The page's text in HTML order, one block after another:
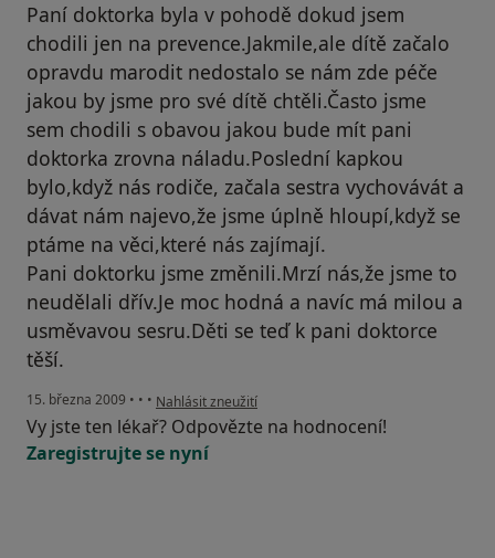
Paní doktorka byla v pohodě dokud jsem
chodili jen na prevence.Jakmile,ale dítě začalo
opravdu marodit nedostalo se nám zde péče
jakou by jsme pro své dítě chtěli.Často jsme
sem chodili s obavou jakou bude mít pani
doktorka zrovna náladu.Poslední kapkou
bylo,když nás rodiče, začala sestra vychovávát a
dávat nám najevo,že jsme úplně hloupí,když se
ptáme na věci,které nás zajímají.
Pani doktorku jsme změnili.Mrzí nás,že jsme to
neudělali dřív.Je moc hodná a navíc má milou a
usměvavou sesru.Děti se teď k pani doktorce
těší.
15. března 2009 • • • podle názoru uživatele Naštěstí už bývalí pacienti
Nahlásit zneužití
Vy jste ten lékař? Odpovězte na hodnocení!
Zaregistrujte se nyní